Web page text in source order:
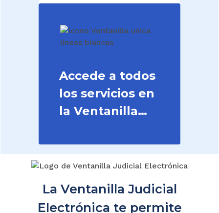
Accede a todos
los servicios en
la Ventanilla
La Ventanilla Judicial
Electrónica te permite